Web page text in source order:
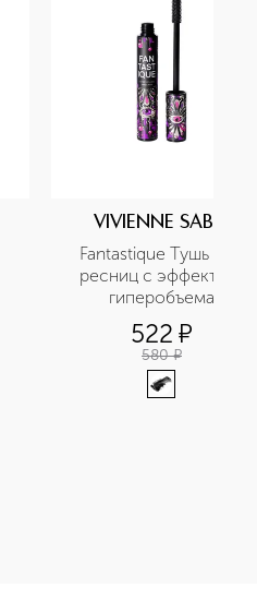
VIVIENNE SABO
Fantastique Тушь для
ресниц с эффектом
гиперобъема
522 ¤
580 ¤